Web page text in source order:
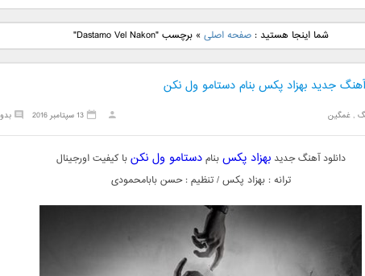
جدید رضا
دانلود آهنگ جدید علی
لهراسبی بنام صورت
دانلود آهنگ جدید مهدی
یراحی بنام اسرار
دانلود آهنگ
شما اینجا هستید :صفحه اصلی »برچسب "Dastamo Vel Nakon"
آهنگ جدید بهزاد پکس بنام دستامو ول نکن
,غمگین 13 سپتامبر 2016
دانلود آهنگ جدیدبهزاد پکسبنامدستامو ول نکنبا کیفیت اورجینال
ترانه : بهزاد پکس / تنظیم : حسن بابامحمودی